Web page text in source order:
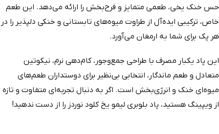
حس خنک یخی، طعمی متمایز و فرح‌بخش را ارائه می‌دهد. این طعم
خاص، ترکیبی ایده‌آل از طراوت میوه‌های تابستانی و خنکی دلپذیر را در
هر پک برای شما به ارمغان می‌آورد.
این پاد یکبار مصرف با طراحی جمع‌وجور، کام‌دهی نرم، نیکوتین
متعادل و طعم ماندگار، انتخابی بی‌نظیر برای دوستداران طعم‌های
میوه‌ای خنک و انرژی‌بخش است. اگر به دنبال تجربه‌ای متفاوت و تازه
از ویپینگ هستید، پاد بلوبری لیمو یخ کلود نوردز را از دست ندهید!